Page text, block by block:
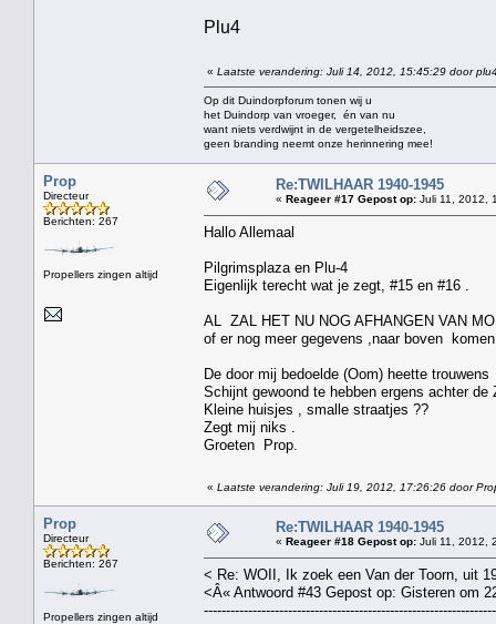
Plu4
« Laatste verandering: Juli 14, 2012, 15:45:29 door
Op dit Duindorpforum tonen wij u
het Duindorp van vroeger, én van nu
want niets verdwijnt in de vergetelheidszee,
geen branding neemt onze herinnering mee!
Prop
Directeur
Berichten: 267
Propellers zingen altijd
Re:TWILHAAR 1940-1945
« Reageer #17 Gepost op: Juli 11, 2012,
Hallo Allemaal
Pilgrimsplaza en Plu-4
Eigenlijk terecht wat je zegt, #15 en #16 .
AL ZAL HET NU NOG AFHANGEN VAN
of er nog meer gegevens ,naar boven
De door mij bedoelde (Oom) heette
Schijnt gewoond te hebben ergens achter
Kleine huisjes , smalle straatjes ??
Zegt mij niks .
Groeten Prop.
« Laatste verandering: Juli 19, 2012, 17:26:26 door
Prop
Directeur
Berichten: 267
Propellers zingen altijd
Re:TWILHAAR 1940-1945
« Reageer #18 Gepost op: Juli 11, 2012,
< Re: WOII, Ik zoek een Van der Toorn, uit
<Â« Antwoord #43 Gepost op: Gisteren om